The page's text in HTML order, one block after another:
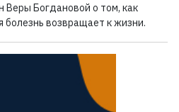
Богдановой о том, как
болезнь возвращает к жизни.